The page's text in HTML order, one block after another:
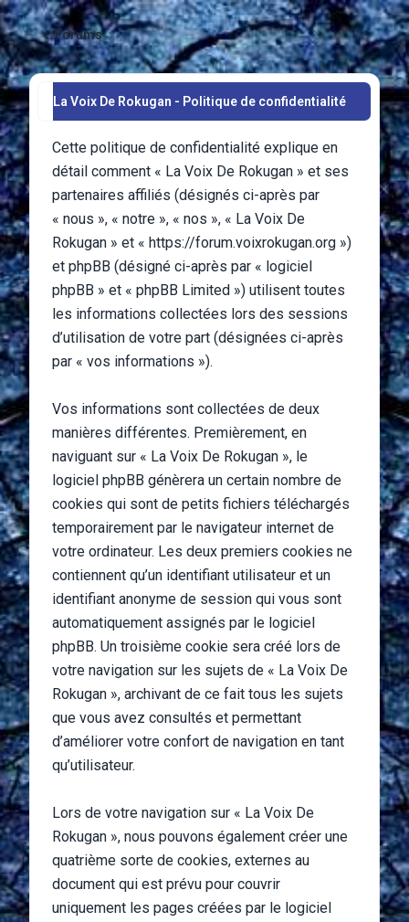
Forums
La Voix De Rokugan - Politique de confidentialité
Cette politique de confidentialité explique en
détail comment « La Voix De Rokugan » et ses
partenaires affiliés (désignés ci-après par
« nous », « notre », « nos », « La Voix De
Rokugan » et « https://forum.voixrokugan.org »)
et phpBB (désigné ci-après par « logiciel
phpBB » et « phpBB Limited ») utilisent toutes
les informations collectées lors des sessions
d’utilisation de votre part (désignées ci-après
par « vos informations »).
Vos informations sont collectées de deux
manières différentes. Premièrement, en
naviguant sur « La Voix De Rokugan », le
logiciel phpBB génèrera un certain nombre de
cookies qui sont de petits fichiers téléchargés
temporairement par le navigateur internet de
votre ordinateur. Les deux premiers cookies ne
contiennent qu’un identifiant utilisateur et un
identifiant anonyme de session qui vous sont
automatiquement assignés par le logiciel
phpBB. Un troisième cookie sera créé lors de
votre navigation sur les sujets de « La Voix De
Rokugan », archivant de ce fait tous les sujets
que vous avez consultés et permettant
d’améliorer votre confort de navigation en tant
qu’utilisateur.
Lors de votre navigation sur « La Voix De
Rokugan », nous pouvons également créer une
quatrième sorte de cookies, externes au
document qui est prévu pour couvrir
uniquement les pages créées par le logiciel